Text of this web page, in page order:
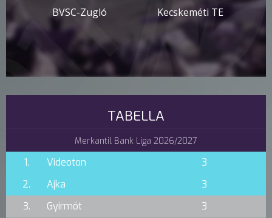
BVSC-Zugló Kecskeméti TE
TABELLA
Merkantil Bank Liga 2026/2027
1. Videoton
3
2.
Ajka
3
3.
Gyirmót
3